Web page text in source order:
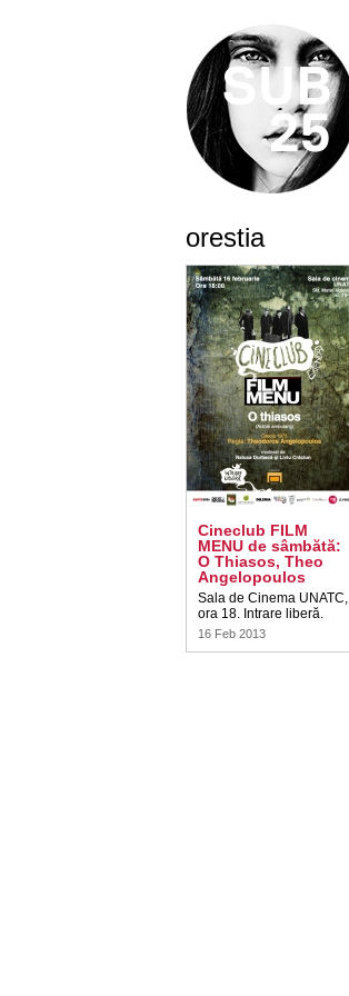
orestia
Cineclub FILM
MENU de sâmbătă:
O Thiasos, Theo
Angelopoulos
Sala de Cinema UNATC,
ora 18. Intrare liberă.
16 Feb 2013